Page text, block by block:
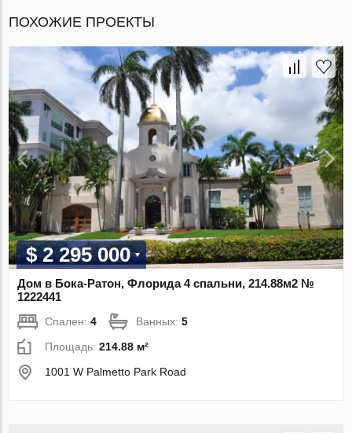
ПОХОЖИЕ ПРОЕКТЫ
$ 2 295 000
Дом в Бока-Ратон, Флорида 4 спальни, 214.88м2 №
1222441
Спален:4 Ванных:5
Площадь:214.88 м²
1001 W Palmetto Park Road